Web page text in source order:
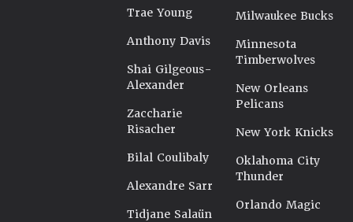
Trae Young
Anthony Davis
Shai Gilgeous-
Alexander
Zaccharie
Risacher
Bilal Coulibaly
Alexandre Sarr
Tidjane Salaün
Milwaukee Bucks
Minnesota
Timberwolves
New Orleans
Pelicans
New York Knicks
Oklahoma City
Thunder
Orlando Magic